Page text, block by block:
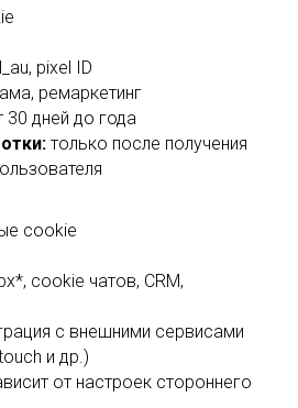
pixel ID
ремаркетинг
30 дней до года
только после получения
cookie
cookie чатов, CRM,
с внешними сервисами
и др.)
от настроек стороннего